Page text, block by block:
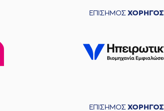
ΕΠΙΣΗΜΟΣ ΧΟΡΗΓΟΣ
ΕΠΙΣΗΜΟΣ ΧΟΡΗΓΟΣ